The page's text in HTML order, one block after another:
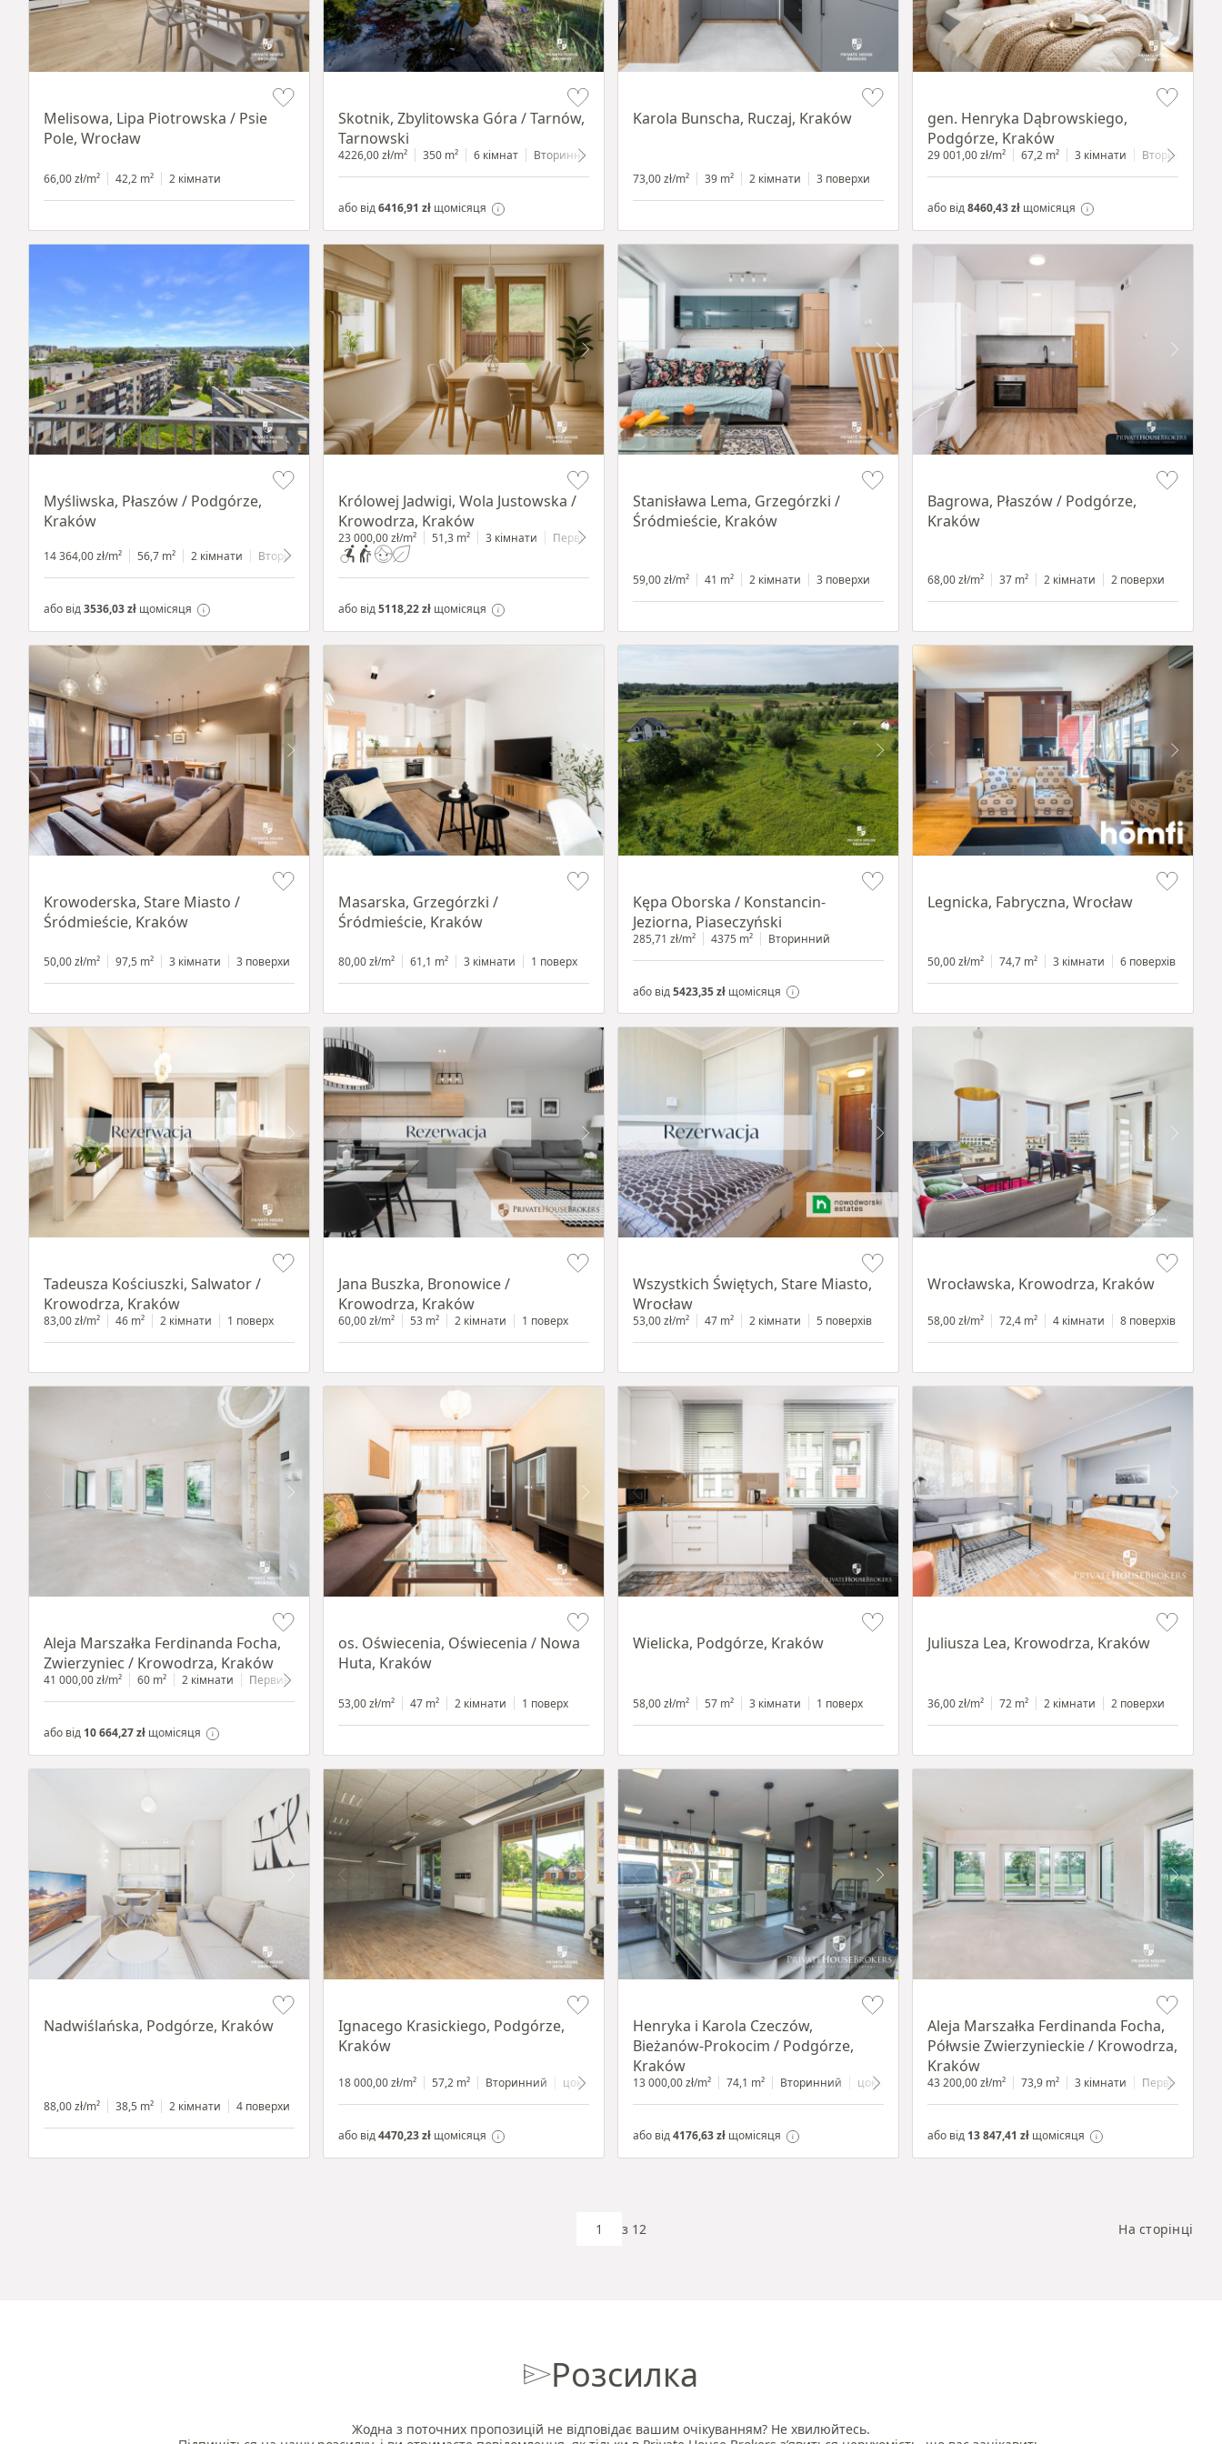
Melisowa, Lipa Piotrowska / Psie
Pole, Wrocław
66,00 zł/m² 42,2 m² 2 кімнати
Skotnik, Zbylitowska Góra / Tarnów,
Tarnowski
4226,00 zł/m² 350 m² 6 кімнат Вторинний
або від6416,91 zł щомісяця
Karola Bunscha, Ruczaj, Kraków
73,00 zł/m² 39 m² 2 кімнати 3 поверхи
gen. Henryka Dąbrowskiego,
Podgórze, Kraków
29 001,00 zł/m² 67,2 m² 3 кімнати Вторинний
або від8460,43 zł щомісяця
Myśliwska, Płaszów / Podgórze,
Kraków
14 364,00 zł/m² 56,7 m² 2 кімнати Вторинний 7 поверхів
або від3536,03 zł щомісяця
Królowej Jadwigi, Wola Justowska /
Krowodrza, Kraków
23 000,00 zł/m² 51,3 m² 3 кімнати Первинний
або від5118,22 zł щомісяця
Stanisława Lema, Grzegórzki /
Śródmieście, Kraków
59,00 zł/m² 41 m² 2 кімнати 3 поверхи
Bagrowa, Płaszów / Podgórze,
Kraków
68,00 zł/m² 37 m² 2 кімнати 2 поверхи
Krowoderska, Stare Miasto /
Śródmieście, Kraków
50,00 zł/m² 97,5 m² 3 кімнати 3 поверхи
Masarska, Grzegórzki /
Śródmieście, Kraków
80,00 zł/m² 61,1 m² 3 кімнати 1 поверх
Kępa Oborska / Konstancin-
Jeziorna, Piaseczyński
285,71 zł/m² 4375 m² Вторинний
або від5423,35 zł щомісяця
Legnicka, Fabryczna, Wrocław
50,00 zł/m² 74,7 m² 3 кімнати 6 поверхів
Tadeusza Kościuszki, Salwator /
Krowodrza, Kraków
83,00 zł/m² 46 m² 2 кімнати 1 поверх
Jana Buszka, Bronowice /
Krowodrza, Kraków
60,00 zł/m² 53 m² 2 кімнати 1 поверх
Wszystkich Świętych, Stare Miasto,
Wrocław
53,00 zł/m² 47 m² 2 кімнати 5 поверхів
Wrocławska, Krowodrza, Kraków
58,00 zł/m² 72,4 m² 4 кімнати 8 поверхів
Aleja Marszałka Ferdinanda Focha,
Zwierzyniec / Krowodrza, Kraków
41 000,00 zł/m² 60 m² 2 кімнати Первинний
або від 10 664,27 zł щомісяця
os. Oświecenia, Oświecenia / Nowa
Huta, Kraków
53,00 zł/m² 47 m² 2 кімнати 1 поверх
Wielicka, Podgórze, Kraków
58,00 zł/m² 57 m² 3 кімнати 1 поверх
Juliusza Lea, Krowodrza, Kraków
36,00 zł/m² 72 m² 2 кімнати 2 поверхи
Nadwiślańska, Podgórze, Kraków
88,00 zł/m² 38,5 m² 2 кімнати 4 поверхи
Ignacego Krasickiego, Podgórze,
Kraków
18 000,00 zł/m² 57,2 m² Вторинний цокольний поверхз вітриною
або від4470,23 zł щомісяця
Henryka i Karola Czeczów,
Bieżanów-Prokocim / Podgórze,
Kraków
13 000,00 zł/m² 74,1 m² Вторинний цокольний поверхз вітриною
або від4176,63 zł щомісяця
Aleja Marszałka Ferdinanda Focha,
Półwsie Zwierzynieckie / Krowodrza,
Kraków
43 200,00 zł/m² 73,9 m² 3 кімнати Первинний
або від 13 847,41 zł щомісяця
з 12 На сторінці
Розсилка
Жодна з поточних пропозицій не відповідає вашим очікуванням? Не хвилюйтесь.